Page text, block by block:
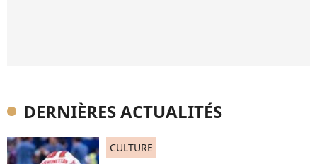
DERNIÈRES ACTUALITÉS
CULTURE